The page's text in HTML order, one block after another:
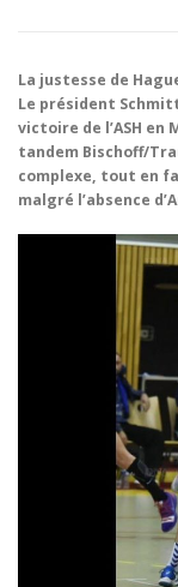
BOUTIQUE
La justesse de
Le président
victoire de l’ASH
tandem Bischoff/
complexe, tout en
malgré l’absence